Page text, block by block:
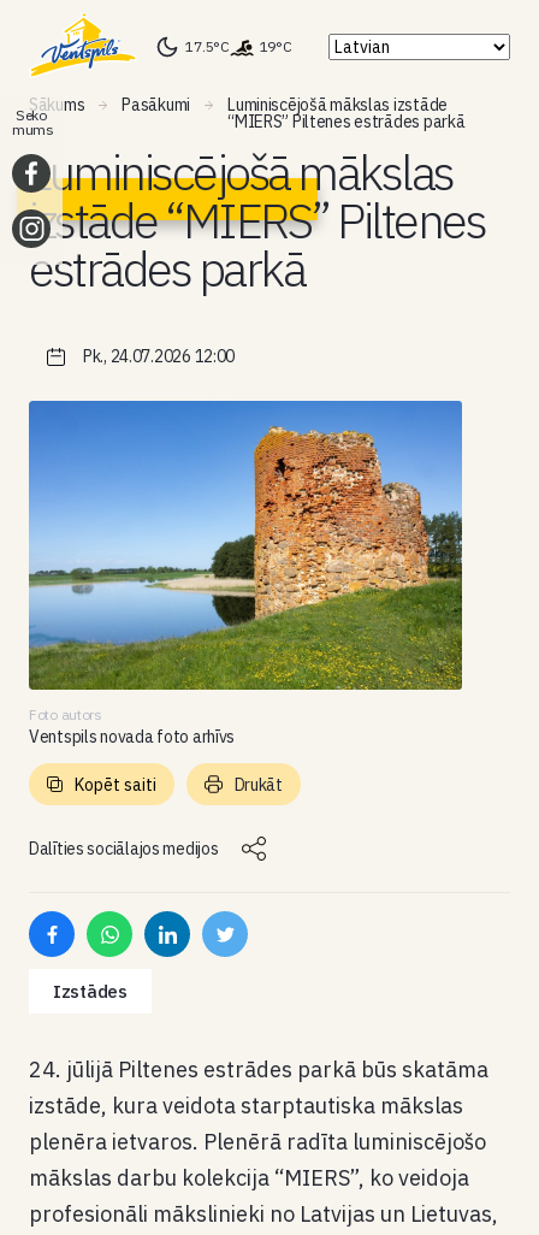
17.5°C 19°C
Sākums Pasākumi Luminiscējošā mākslas izstāde
“MIERS” Piltenes estrādes parkā
Luminiscējošā mākslas
izstāde “MIERS” Piltenes
estrādes parkā
Pk., 24.07.2026 12:00
Foto autors
Ventspils novada foto arhīvs
Dalīties sociālajos medijos
Kopēt saiti Drukāt
Izstādes
24. jūlijā Piltenes estrādes parkā būs skatāma
izstāde, kura veidota starptautiska mākslas
plenēra ietvaros. Plenērā radīta luminiscējošo
mākslas darbu kolekcija “MIERS”, ko veidoja
profesionāli mākslinieki no Latvijas un Lietuvas,
Seko
mums